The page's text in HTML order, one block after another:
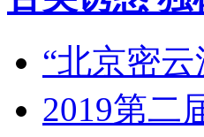
“北京密
2019第二